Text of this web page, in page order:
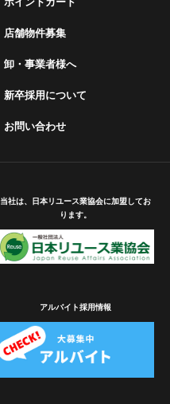
店舗物件募集
卸・事業者様へ
新卒採用について
お問い合わせ
当社は、日本リユース業協会に加盟してお
ります。
アルバイト採用情報